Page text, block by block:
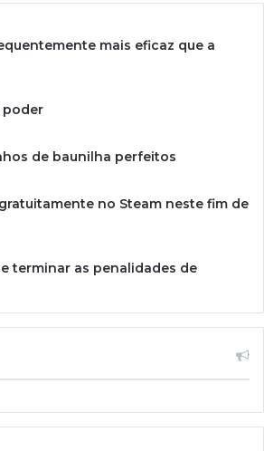
mais eficaz que a
poder
de baunilha perfeitos
no Steam neste fim de
terminar as penalidades de